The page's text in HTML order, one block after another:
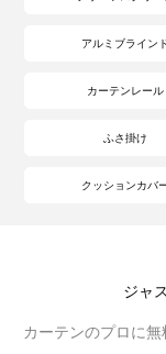
アルミブライン
カーテンレール
ふさ掛け
クッションカバ
ジャ
カーテンのプロに